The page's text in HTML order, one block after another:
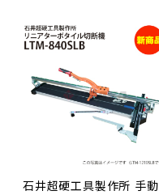
石井超硬工具製作所 手動